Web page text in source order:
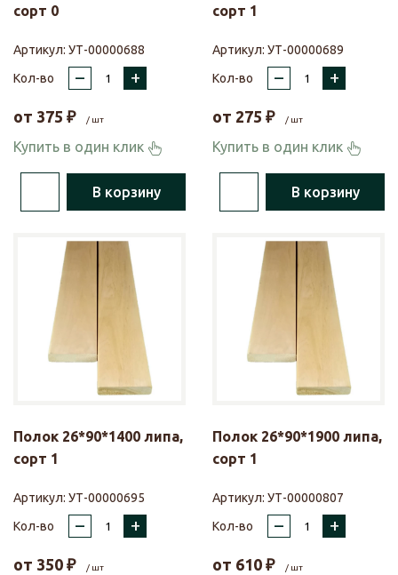
сорт 0
Артикул: УТ-00000688
Кол-во
– +
от 375 ₽ / шт
Купить в один клик
В корзину
сорт 1
Артикул: УТ-00000689
Кол-во
– +
от 275 ₽ / шт
Купить в один клик
В корзину
Полок 26*90*1400 липа,
сорт 1
Артикул: УТ-00000695
Кол-во
– +
от 350 ₽ / шт
Полок 26*90*1900 липа,
сорт 1
Артикул: УТ-00000807
Кол-во
– +
от 610 ₽ / шт